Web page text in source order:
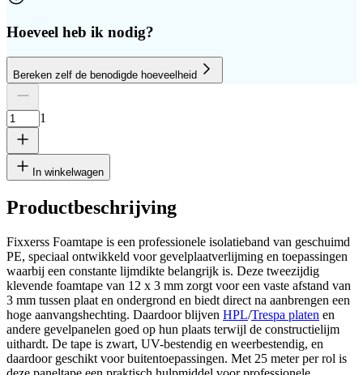
Hoeveel heb ik nodig?
Bereken zelf de benodigde hoeveelheid
Aantal platen
Hoogte
Breedte
Verwijder plaat
cm
cm
Voeg nog een plaat toe
1
In winkelwagen
Productbeschrijving
Fixxerss Foamtape is een professionele isolatieband van geschuimd
PE, speciaal ontwikkeld voor gevelplaatverlijming en toepassingen
waarbij een constante lijmdikte belangrijk is. Deze tweezijdig
klevende foamtape van 12 x 3 mm zorgt voor een vaste afstand van
3 mm tussen plaat en ondergrond en biedt direct na aanbrengen een
hoge aanvangshechting. Daardoor blijven HPL/Trespa platen en
andere gevelpanelen goed op hun plaats terwijl de constructielijm
uithardt. De tape is zwart, UV-bestendig en weerbestendig, en
daardoor geschikt voor buitentoepassingen. Met 25 meter per rol is